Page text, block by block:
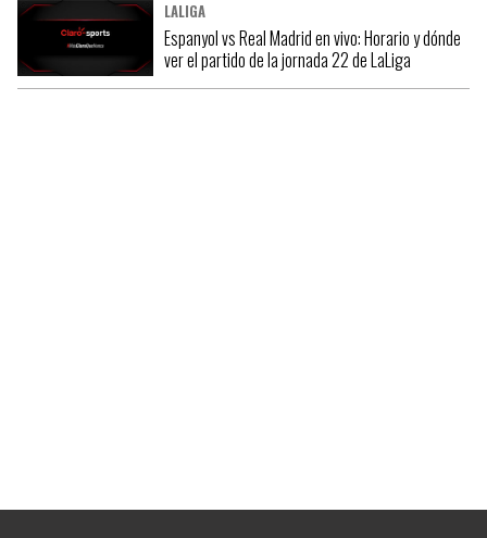
LALIGA
Espanyol vs Real Madrid en vivo: Horario y dónde
ver el partido de la jornada 22 de LaLiga